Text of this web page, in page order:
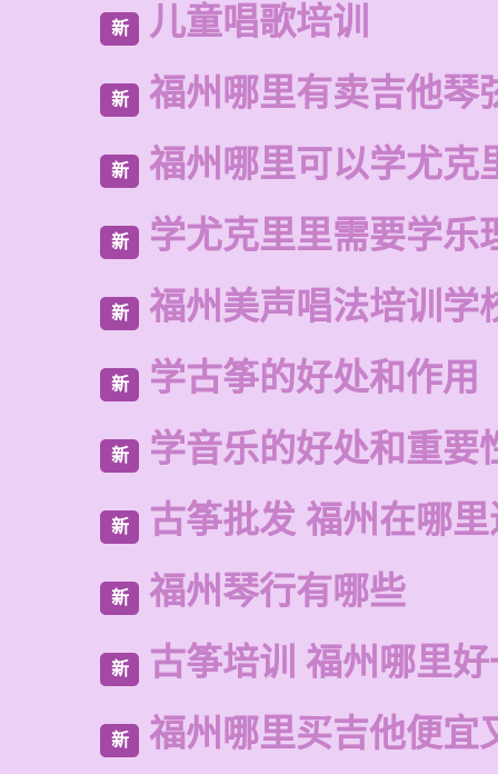
新 儿童唱歌培训
新 福州哪里有卖吉他琴
新 福州哪里可以学尤克
新 学尤克里里需要学乐
新 福州美声唱法培训学
新 学古筝的好处和作用
新 学音乐的好处和重要
新 古筝批发 福州在哪
新 福州琴行有哪些
新 古筝培训 福州哪里
新 福州哪里买吉他便宜